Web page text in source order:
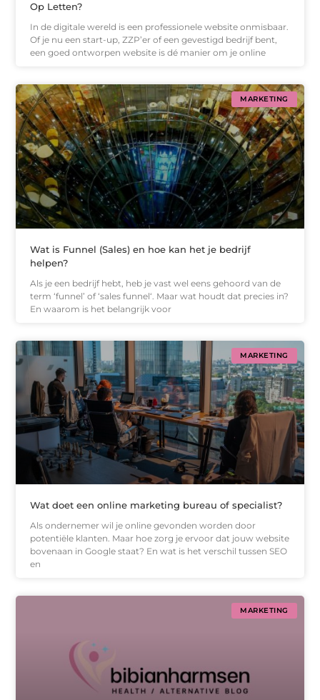
Op Letten?
In de digitale wereld is een professionele website onmisbaar.
Of je nu een start-up, ZZP’er of een gevestigd bedrijf bent,
een goed ontworpen website is dé manier om je online
MARKETING
Wat is Funnel (Sales) en hoe kan het je bedrijf
helpen?
Als je een bedrijf hebt, heb je vast wel eens gehoord van de
term ‘funnel’ of ‘sales funnel‘. Maar wat houdt dat precies in?
En waarom is het belangrijk voor
MARKETING
Wat doet een online marketing bureau of specialist?
Als ondernemer wil je online gevonden worden door
potentiële klanten. Maar hoe zorg je ervoor dat jouw website
bovenaan in Google staat? En wat is het verschil tussen SEO
en
MARKETING